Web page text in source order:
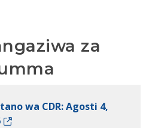
za
wa CDR: Agosti 4,